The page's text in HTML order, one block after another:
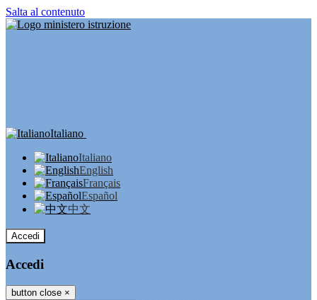
Salta al contenuto
Italiano
Italiano
English
Français
Español
中文
Accedi
Accedi
button close ×